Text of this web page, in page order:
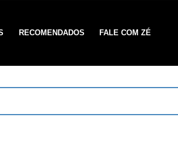
RECOMENDADOS FALE COM ZÉ